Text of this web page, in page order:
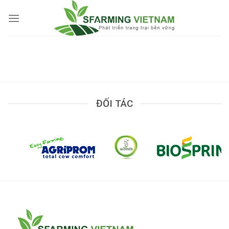
ĐỐI TÁC